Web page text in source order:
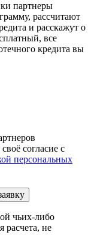
партнеры
рассчитают
и расскажут о
все
кредита вы
согласие с
персональных
чьих-либо
расчета, не